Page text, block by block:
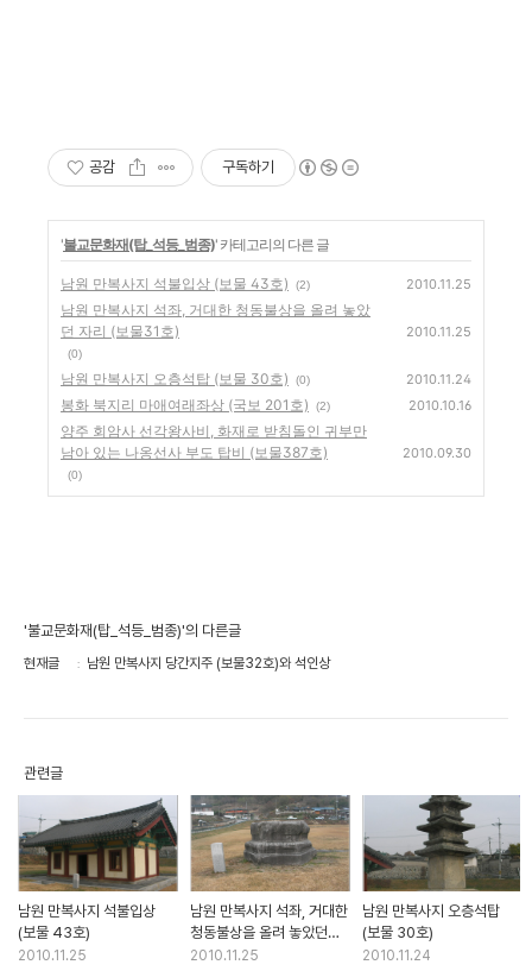
공감 구독하기
'불교문화재(탑_석등_범종)' 카테고리의 다른 글
남원 만복사지 석불입상 (보물 43호) (2) 2010.11.25
남원 만복사지 석좌, 거대한 청동불상을 올려 놓았
던 자리 (보물31호)
(0)
2010.11.25
남원 만복사지 오층석탑 (보물 30호) (0) 2010.11.24
봉화 북지리 마애여래좌상 (국보 201호) (2) 2010.10.16
양주 회암사 선각왕사비, 화재로 받침돌인 귀부만
남아 있는 나옹선사 부도 탑비 (보물387호)
(0)
2010.09.30
'불교문화재(탑_석등_범종)'의 다른글
현재글 남원 만복사지 당간지주 (보물32호)와 석인상
관련글
남원 만복사지 석불입상
(보물 43호)
2010.11.25
남원 만복사지 석좌, 거대한
청동불상을 올려 놓았던
자리 (보물31호)
2010.11.25
남원 만복사지 오층석탑
(보물 30호)
2010.11.24